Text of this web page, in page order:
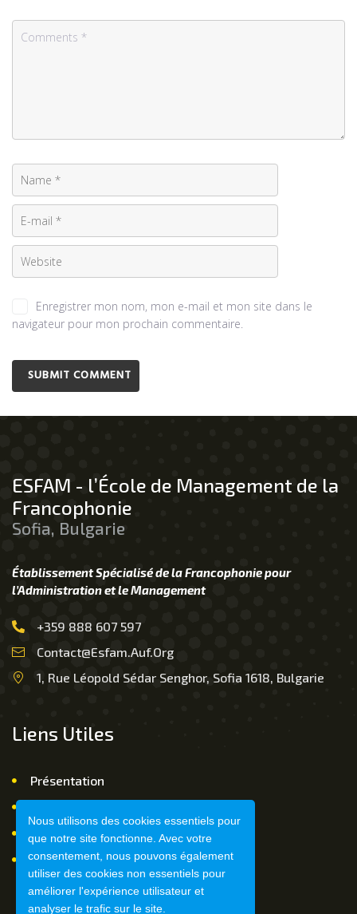
Nous utilisons des cookies essentiels pour
que notre site fonctionne. Avec votre
consentement, nous pouvons également
utiliser des cookies non essentiels pour
améliorer l'expérience utilisateur et
analyser le trafic sur le site.
Enregistrer mon nom, mon e-mail et mon site dans le
navigateur pour mon prochain commentaire.
ESFAM - l’École de Management de la
Francophonie
Sofia, Bulgarie
Établissement Spécialisé de la Francophonie pour
l’Administration et le Management
+359 888 607 597
Contact@esfam.auf.org
1, Rue Léopold Sédar Senghor, Sofia 1618, Bulgarie
Liens Utiles
Présentation
FAQ
Mentions légales